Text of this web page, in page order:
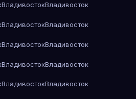
ВладивостокВладивосток
ВладивостокВладивосток
ВладивостокВладивосток
ВладивостокВладивосток
ВладивостокВладивосток